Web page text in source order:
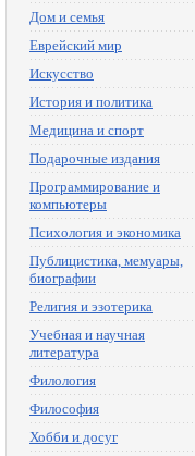
Дом и семья
Еврейский мир
Искусство
История и политика
Медицина и спорт
Подарочные издания
Программирование и
компьютеры
Психология и экономика
Публицистика, мемуары,
биографии
Религия и эзотерика
Учебная и научная
литература
Филология
Философия
Хобби и досуг